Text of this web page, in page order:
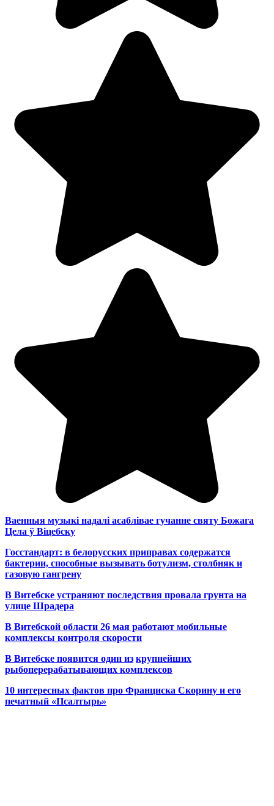
Ваенныя музыкі надалі асаблівае гучанне святу Божага
Цела ў Віцебску
Госстандарт: в белорусских приправах содержатся
бактерии, способные вызывать ботулизм, столбняк и
газовую гангрену
В Витебске устраняют последствия провала грунта на
улице Шрадера
В Витебской области 26 мая работают мобильные
комплексы контроля скорости
В Витебске появится один из крупнейших
рыбоперерабатывающих комплексов
10 интересных фактов про Франциска Скорину и его
печатный «Псалтырь»